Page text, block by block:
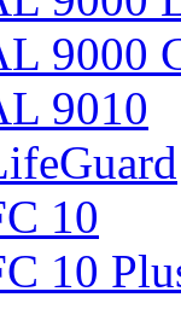
9000
9010
10
10